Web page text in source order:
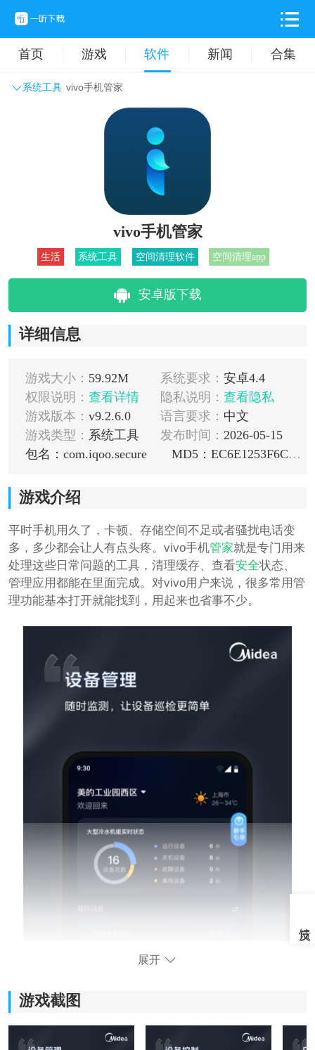
首页 游戏 软件 新闻 合集
系统工具 vivo手机管家
主题壁纸 旅游出行
vivo手机管家
生活 系统工具 空间清理软件 空间清理app
安卓版下载
详细信息
游戏大小： 59.92M 系统要求： 安卓4.4
权限说明： 查看详情 隐私说明： 查看隐私
游戏版本： v9.2.6.0 语言要求： 中文
游戏类型： 系统工具 发布时间： 2026-05-15
包名：com.iqoo.secure
MD5：EC6E1253F6C54161D99A2BA41336F495
游戏介绍
平时手机用久了，卡顿、存储空间不足或者骚扰电话变
多，多少都会让人有点头疼。vivo手机管家就是专门用来
处理这些日常问题的工具，清理缓存、查看安全状态、
管理应用都能在里面完成。对vivo用户来说，很多常用管
理功能基本打开就能找到，用起来也省事不少。
展开
游戏截图